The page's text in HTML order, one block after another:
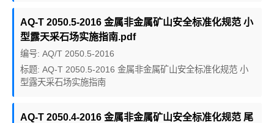
AQ-T 2050.5-2016 金属非金属矿山安全标准化规范 小
型露天采石场实施指南.pdf
编号: AQ/T 2050.5-2016
标题: AQ-T 2050.5-2016 金属非金属矿山安全标准化规范 小
型露天采石场实施指南
AQ-T 2050.4-2016 金属非金属矿山安全标准化规范 尾